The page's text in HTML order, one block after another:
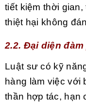
tiết kiệm thời
thiệt hại không
2.2. Đại diện
Luật sư có kỹ
hàng làm việc với
thần hợp tác, hạn